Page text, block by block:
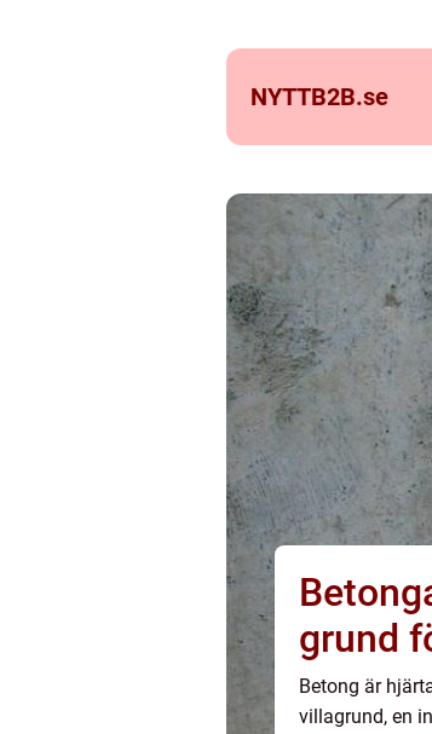
NYTTB2B.se
grund
Betong är
villagrund, en